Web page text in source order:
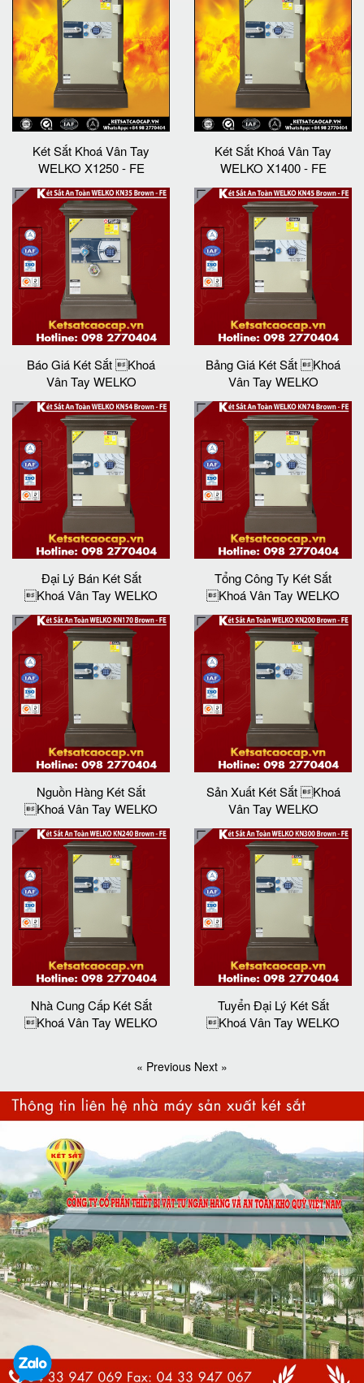
Két Sắt Khoá Vân Tay
WELKO X1250 - FE
Két Sắt Khoá Vân Tay
WELKO X1400 - FE
Báo Giá Két Sắt Khoá
Vân Tay WELKO
Bảng Giá Két Sắt Khoá
Vân Tay WELKO
Đại Lý Bán Két Sắt
Khoá Vân Tay WELKO
Tổng Công Ty Két Sắt
Khoá Vân Tay WELKO
Nguồn Hàng Két Sắt
Khoá Vân Tay WELKO
Sản Xuất Két Sắt Khoá
Vân Tay WELKO
Nhà Cung Cấp Két Sắt
Khoá Vân Tay WELKO
Tuyển Đại Lý Két Sắt
Khoá Vân Tay WELKO
« Previous Next »